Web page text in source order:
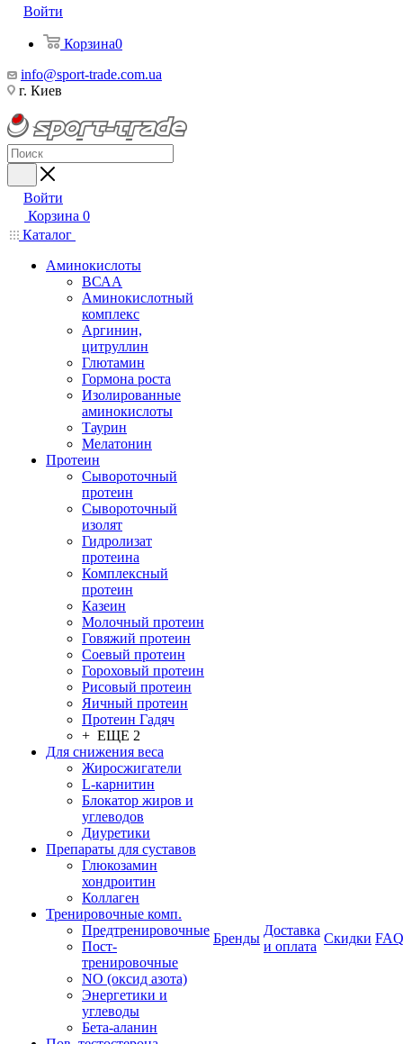
Войти
Корзина0
info@sport-trade.com.ua
г. Киев
Войти
Корзина 0
Каталог
Аминокислоты
ВСАА
Аминокислотный
комплекс
Аргинин,
цитруллин
Глютамин
Гормона роста
Изолированные
аминокислоты
Таурин
Мелатонин
Протеин
Сывороточный
протеин
Сывороточный
изолят
Гидролизат
протеина
Комплексный
протеин
Казеин
Молочный протеин
Говяжий протеин
Соевый протеин
Гороховый протеин
Рисовый протеин
Яичный протеин
Протеин Гадяч
+ ЕЩЕ 2
Для снижения веса
Жиросжигатели
L-карнитин
Блокатор жиров и
углеводов
Диуретики
Препараты для суставов
Глюкозамин
хондроитин
Коллаген
Тренировочные комп.
Предтренировочные
Пост-
тренировочные
NO (оксид азота)
Энергетики и
углеводы
Бета-аланин
Бренды
Доставка
и оплата
Скидки FAQ